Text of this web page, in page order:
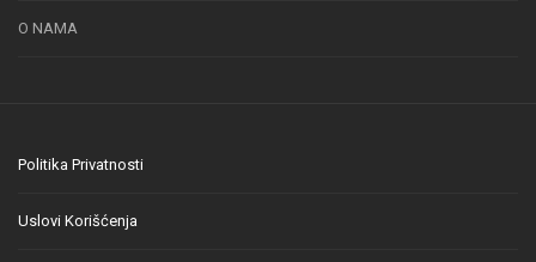
O NAMA
Politika Privatnosti
Uslovi Korišćenja